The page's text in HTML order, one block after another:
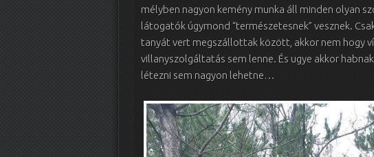
mélyben nagyon kemény munka áll minden olyan
látogatók úgymond “természetesnek” vesznek.
tanyát vert megszállottak között, akkor nem hogy
villanyszolgáltatás sem lenne. És ugye akkor
létezni sem nagyon lehetne…